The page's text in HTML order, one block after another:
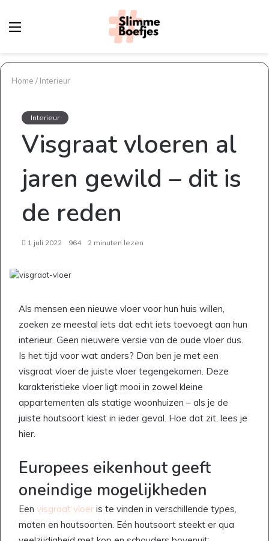
Menu
Home / Interieur
Interieur
Visgraat vloeren al
jaren gewild – dit is
de reden
1 juli 2022 964 2 minuten lezen
Als mensen een nieuwe vloer voor hun huis willen,
zoeken ze meestal iets dat echt iets toevoegt aan hun
interieur. Geen nieuwere versie van de oude vloer dus.
Is het tijd voor wat anders? Dan ben je met een
visgraat vloer de juiste vloer tegengekomen. Deze
karakteristieke vloer ligt mooi in zowel kleine
appartementen als statige woonhuizen – als je de
juiste houtsoort kiest in ieder geval. Hoe dat zit, lees je
hier.
Europees eikenhout geeft
oneindige mogelijkheden
Een visgraat vloer is te vinden in verschillende types,
maten en houtsoorten. Eén houtsoort steekt er qua